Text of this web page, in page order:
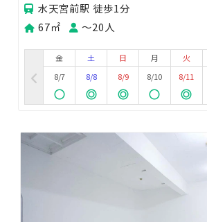
水天宮前駅 徒歩1分
67㎡
〜20人
金
8/7
土
8/8
日
8/9
月
8/10
火
8/11